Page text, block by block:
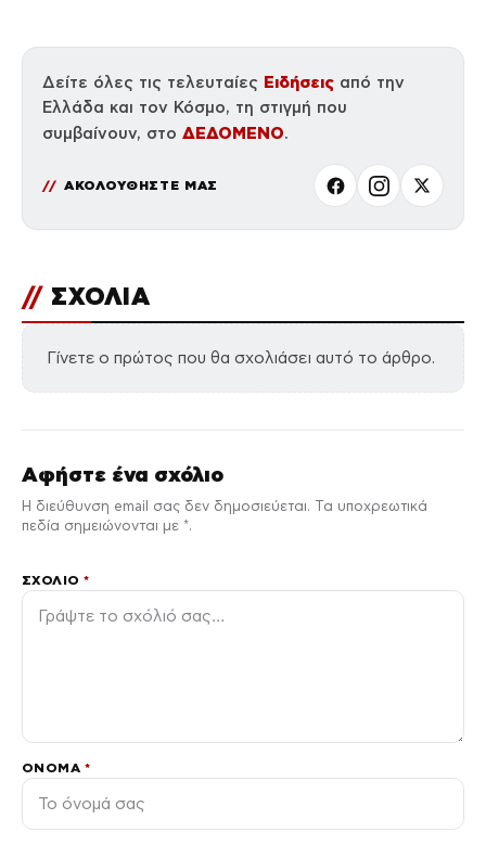
Δείτε όλες τις τελευταίες Ειδήσεις από την
Ελλάδα και τον Κόσμο, τη στιγμή που
συμβαίνουν, στο ΔΕΔΟΜΕΝΟ.
ΑΚΟΛΟΥΘΗΣΤΕ ΜΑΣ
// ΣΧΟΛΙΑ
Γίνετε ο πρώτος που θα σχολιάσει αυτό το άρθρο.
Αφήστε ένα σχόλιο
Η διεύθυνση email σας δεν δημοσιεύεται. Τα υποχρεωτικά
πεδία σημειώνονται με *.
ΣΧΌΛΙΟ*
ΌΝΟΜΑ *